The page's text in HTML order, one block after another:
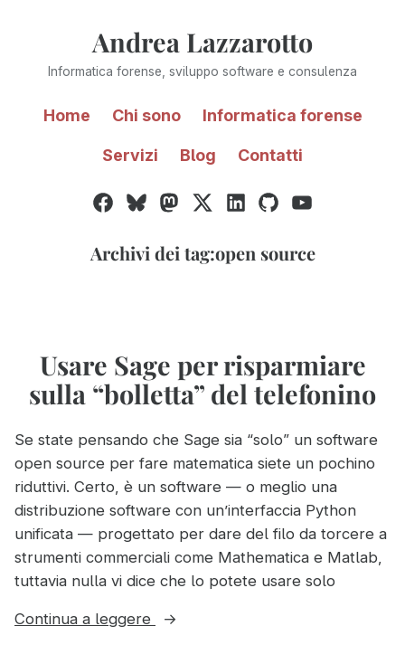
Andrea Lazzarotto
Informatica forense, sviluppo software e consulenza
Home Chi sono Informatica forense
Servizi Blog Contatti
Facebook
BlueskyMastodon
Twitter
X
LinkedInGitHubYouTube
Archivi dei tag:open source
Usare Sage per risparmiare
sulla “bolletta” del telefonino
Se state pensando che Sage sia “solo” un software
open source per fare matematica siete un pochino
riduttivi. Certo, è un software — o meglio una
distribuzione software con un’interfaccia Python
unificata — progettato per dare del filo da torcere a
strumenti commerciali come Mathematica e Matlab,
tuttavia nulla vi dice che lo potete usare solo
Continua a leggere
“Usare